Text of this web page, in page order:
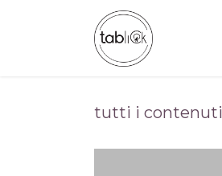
Passa al contenuto
tutti i contenuti